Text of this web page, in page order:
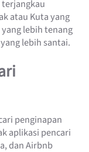
atau Kuta yang
lebih tenang
lebih santai.
penginapan
aplikasi pencari
dan Airbnb